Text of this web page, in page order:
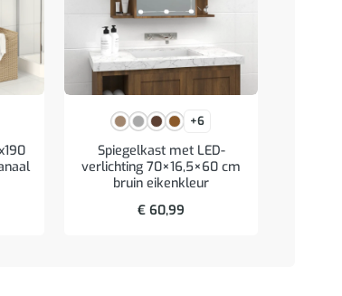
+6
Spiegelkast met LED-
verlichting 70×16,5×60 cm
bruin eikenkleur
€ 60,99